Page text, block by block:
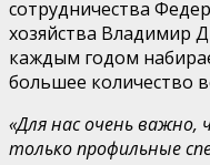
сотрудничества
хозяйства Владимир
каждым годом
большее количество
«Для нас очень
только профильные